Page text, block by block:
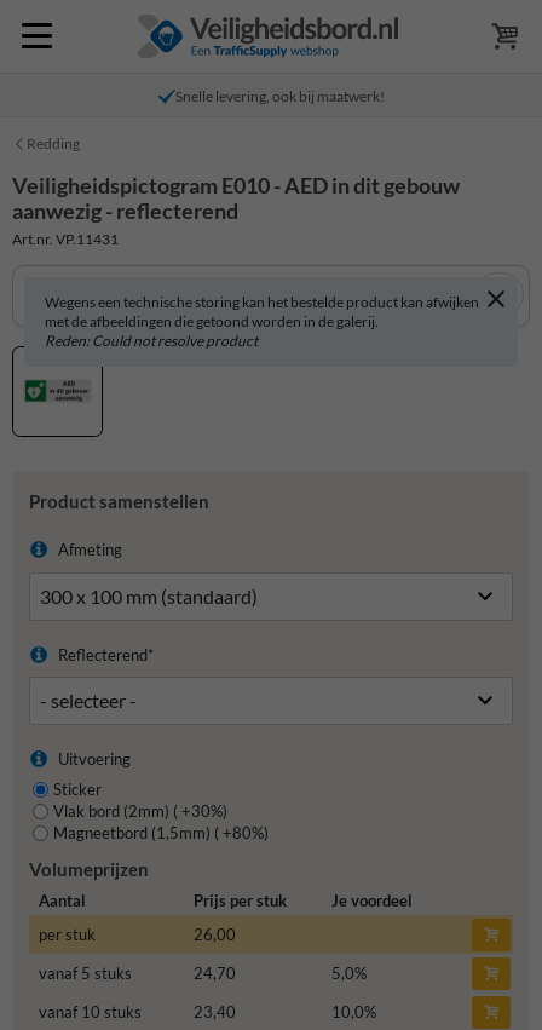
Snelle levering, ook bij maatwerk!
Redding
Veiligheidspictogram E010 - AED in dit gebouw
aanwezig - reflecterend
Art.nr. VP.11431
Wegens een technische storing kan het bestelde product kan afwijken
met de afbeeldingen die getoond worden in de galerij.
Reden: Could not resolve product
Product samenstellen
Afmeting
Reflecterend*
Uitvoering
Sticker
Vlak bord (2mm) ( +30%)
Magneetbord (1,5mm) ( +80%)
Volumeprijzen
Aantal Prijs per stuk
Je voordeel
per stuk
26,00
vanaf 5 stuks
24,70 5,0%
vanaf 10 stuks
23,40 10,0%